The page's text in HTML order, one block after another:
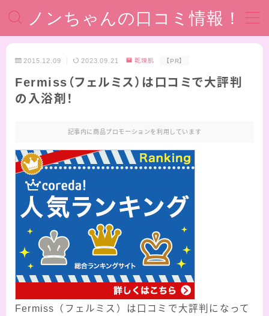
ノンちゃんの口コミ情報！
MENU
ホーム
著作権・注意事項
プライバシーポリシー
お問い合わせ
2015.12.09 2023.09.21 乾燥肌 【PR】
Fermiss（フェルミス）は口コミで大評判
の入浴剤！
記事内に商品プロモーションを利用しています
Fermiss（フェルミス）は口コミで大評判になって